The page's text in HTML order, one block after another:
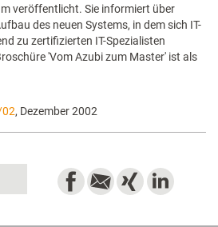
veröffentlicht. Sie informiert über
des neuen Systems, in dem sich IT-
zu zertifizierten IT-Spezialisten
'Vom Azubi zum Master' ist als
, Dezember 2002